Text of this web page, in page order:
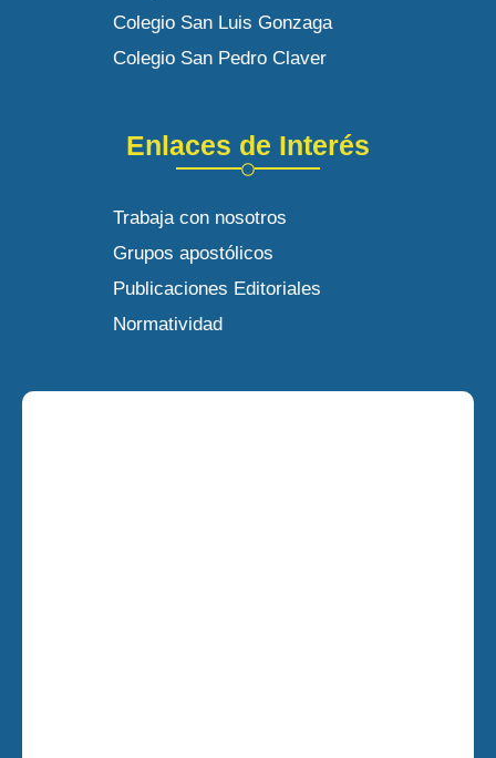
Colegio San Luis Gonzaga
Colegio San Pedro Claver
Enlaces de Interés
Trabaja con nosotros
Grupos apostólicos
Publicaciones Editoriales
Normatividad